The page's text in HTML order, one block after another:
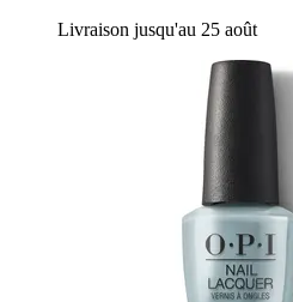
Livraison jusqu'au 25 août